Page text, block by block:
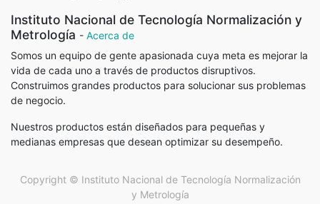
Instituto Nacional de Tecnología Normalización y
Metrología - Acerca de
Somos un equipo de gente apasionada cuya meta es mejorar la
vida de cada uno a través de productos disruptivos.
Construimos grandes productos para solucionar sus problemas
de negocio.
Nuestros productos están diseñados para pequeñas y
medianas empresas que desean optimizar su desempeño.
Copyright © Instituto Nacional de Tecnología Normalización
y Metrología